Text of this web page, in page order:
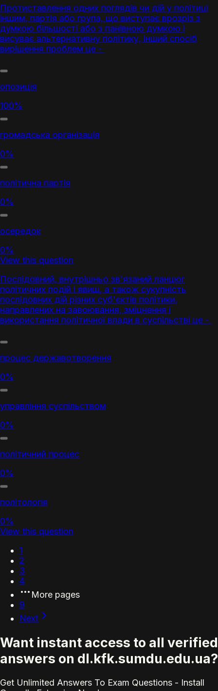
Протиставлення одних поглядів чи дій у політиці
іншим, партія або група, що виступає врозріз з
думкою більшості або з панівною думкою і
висуває альтернативну політику, інший спосіб
вирішення проблем це -
опозиція
100%
громадська організація
0%
політична партія
0%
осередок
0%
View this question
Послідовний, внутрішньо зв'язаний ланцюг
політичних подій і явищ, а також сукупність
послідовних дій різних суб'єктів політики,
направлених на завоювання, зміцнення і
використання політичної влади в суспільстві це -
процес державотворення
0%
управління суспільством
0%
політичний процес
0%
політологія
0%
View this question
1
2
3
4
More pages
9
Next
Want instant access to all verified
answers on dl.kfk.sumdu.edu.ua?
Get Unlimited Answers To Exam Questions - Install